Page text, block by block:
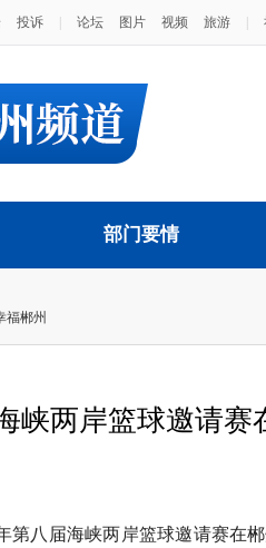
投诉 论坛 图片 视频 旅游
部门要情
福郴州
峡两岸篮球邀请赛
第八届海峡两岸篮球邀请赛